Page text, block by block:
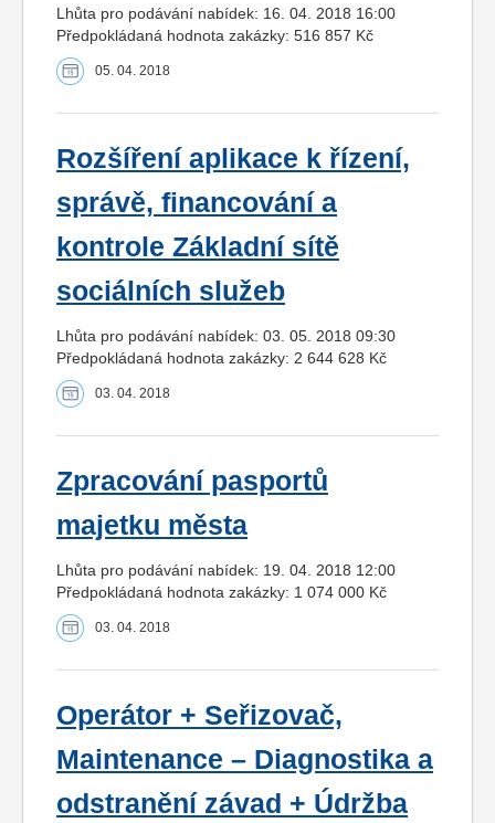
Lhůta pro podávání nabídek: 16. 04. 2018 16:00
Předpokládaná hodnota zakázky: 516 857 Kč
05. 04. 2018
Rozšíření aplikace k řízení,
správě, financování a
kontrole Základní sítě
sociálních služeb
Lhůta pro podávání nabídek: 03. 05. 2018 09:30
Předpokládaná hodnota zakázky: 2 644 628 Kč
03. 04. 2018
Zpracování pasportů
majetku města
Lhůta pro podávání nabídek: 19. 04. 2018 12:00
Předpokládaná hodnota zakázky: 1 074 000 Kč
03. 04. 2018
Operátor + Seřizovač,
Maintenance – Diagnostika a
odstranění závad + Údržba